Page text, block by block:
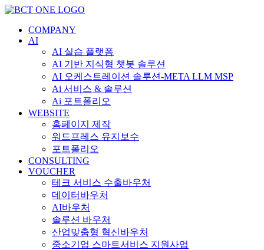
콘
COMPANY
AI
AI 실습 플랫폼
AI 기반 지식형 챗봇 솔루션
AI 오케스트레이션 솔루션-META LLM MSP
Ai 서비스 & 솔루션
Ai 포트폴리오
WEBSITE
홈페이지 제작
워드프레스 유지보수
포트폴리오
CONSULTING
VOUCHER
테크 서비스 수출바우처
데이터바우처
AI바우처
솔루션 바우처
산업맞춤형 혁신바우처
중소기업 스마트서비스 지원사업